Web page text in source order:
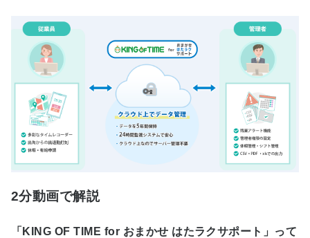
2分動画で解説
「KING OF TIME for おまかせ はたラクサポート」って